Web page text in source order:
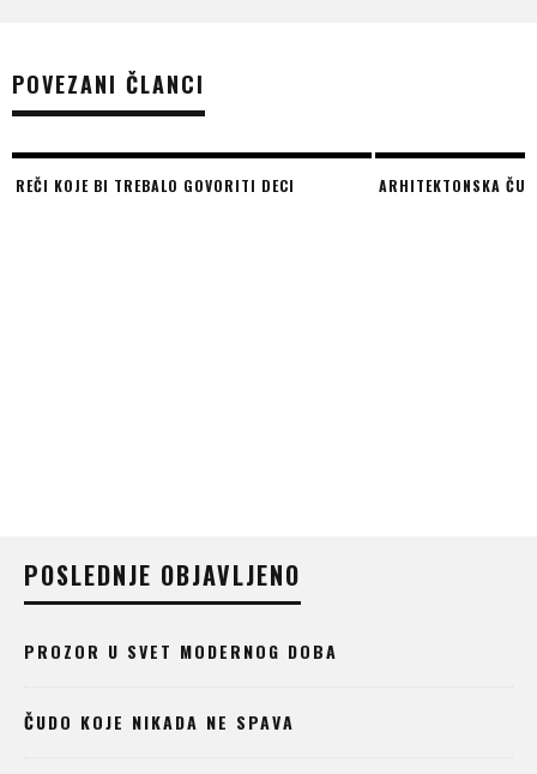
POVEZANI ČLANCI
REČI KOJE BI TREBALO GOVORITI DECI ARHITEKTONSKA
POSLEDNJE OBJAVLJENO
PROZOR U SVET MODERNOG DOBA
ČUDO KOJE NIKADA NE SPAVA